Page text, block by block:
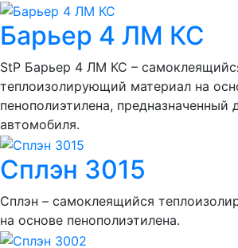
Барьер 4 ЛМ КС
StP Барьер 4 ЛМ КС –
теплоизолирующий материал на
пенополиэтилена, предназначенный
автомобиля.
Сплэн 3015
Сплэн – самоклеящийся
на основе пенополиэтилена.